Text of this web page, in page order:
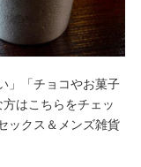
」「チョコやお菓子
はこちらをチェッ
ックス＆メンズ雑貨